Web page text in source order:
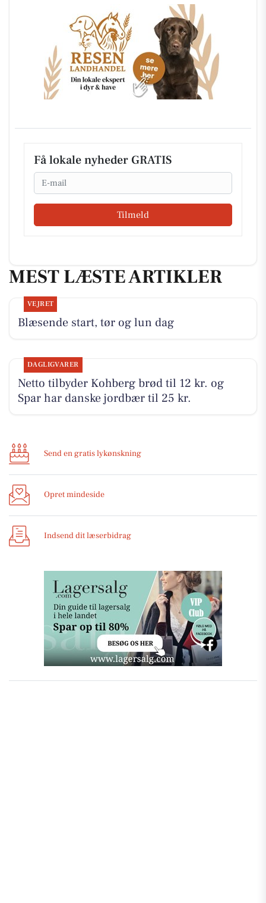
Få lokale nyheder GRATIS
Email
Tilmeld
MEST LÆSTE ARTIKLER
VEJRET
Blæsende start, tør og lun dag
DAGLIGVARER
Netto tilbyder Kohberg brød til 12 kr. og
Spar har danske jordbær til 25 kr.
Send en gratis lykønskning
Opret mindeside
Indsend dit læserbidrag